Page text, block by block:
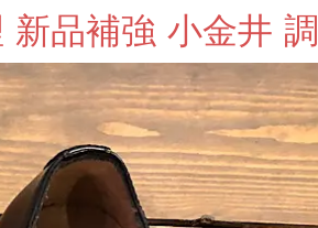
品補強 小金井 調